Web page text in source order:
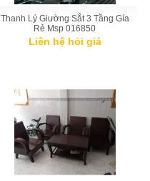
Thanh Lý Giường Sắt 3 Tầng Gía
Rẻ Msp 016850
Liên hệ hỏi giá